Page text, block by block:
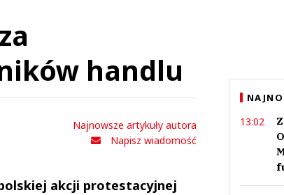
handlu
Najnowsze artykuły autora
Napisz wiadomość
akcji protestacyjnej
13:02